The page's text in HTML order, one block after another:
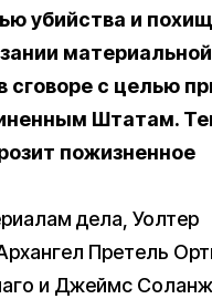
убийства и
материальной
сговоре с целью
Штатам.
пожизненное
дела, Уолтер
Претель
и Джеймс Соланж